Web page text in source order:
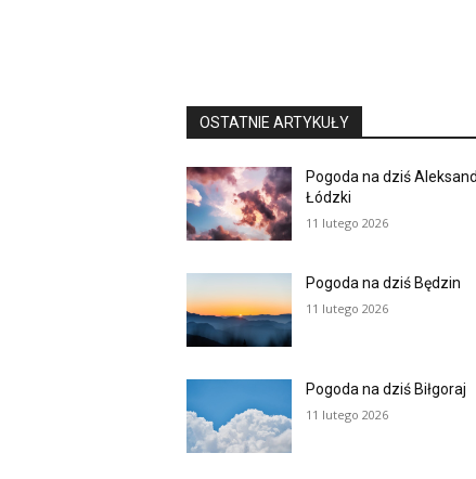
OSTATNIE ARTYKUŁY
Pogoda na dziś
Łódzki
11 lutego 2026
Pogoda na dziś Będzin
11 lutego 2026
Pogoda na dziś Biłgoraj
11 lutego 2026